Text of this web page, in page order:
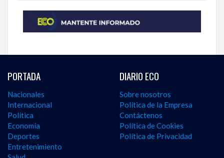
PORTADA
Nacionales
Internacional
Política
Economía
Deportes
Entretenimiento
DIARIO ECO
Sobre nosotros
Política de la Empresa
Contáctenos
Política de Cookies
Política de Privacidad